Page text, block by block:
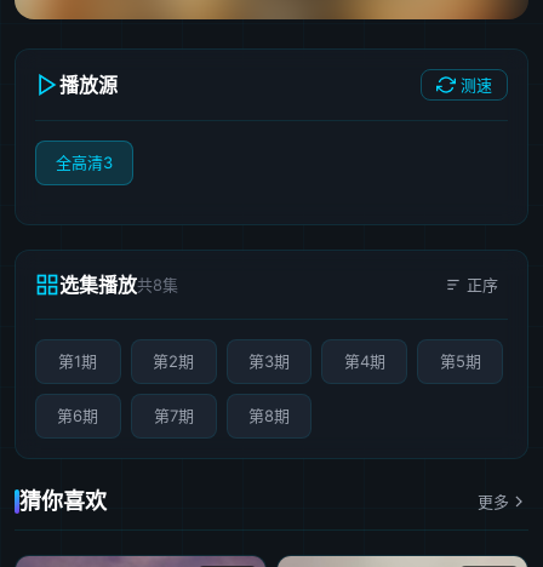
播放源 测速
全高清3
选集播放共8集 正序
第1期 第2期 第3期 第4期 第5期
第6期 第7期 第8期
猜你喜欢 更多